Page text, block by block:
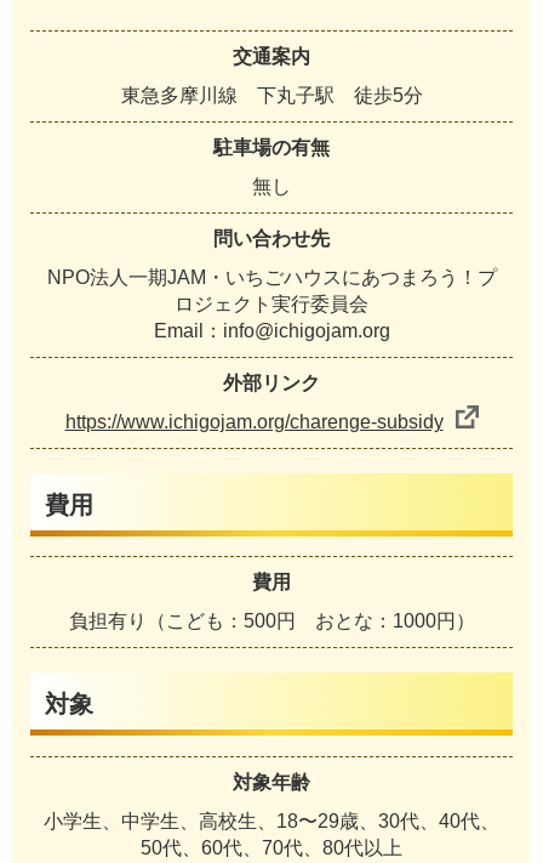
交通案内
東急多摩川線 下丸子駅 徒歩5分
駐車場の有無
無し
問い合わせ先
NPO法人一期JAM・いちごハウスにあつまろう！プ
ロジェクト実行委員会
Email：info@ichigojam.org
外部リンク
https://www.ichigojam.org/charenge-subsidy
費用
費用
負担有り（こども：500円 おとな：1000円）
対象
対象年齢
小学生、中学生、高校生、18〜29歳、30代、40代、
50代、60代、70代、80代以上